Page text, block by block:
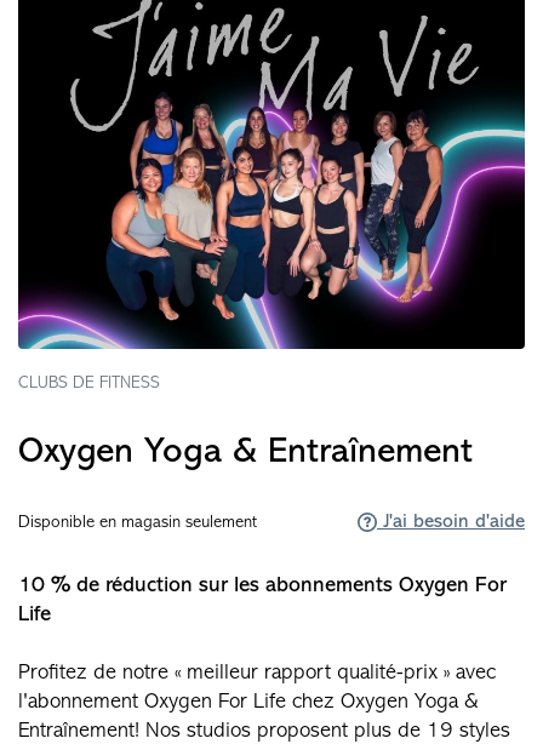
CLUBS DE FITNESS
Oxygen Yoga & Entraînement
Disponible en magasin seulement J'ai besoin d'aide
10 % de réduction sur les abonnements Oxygen For
Life
Profitez de notre « meilleur rapport qualité-prix » avec
l'abonnement Oxygen For Life chez Oxygen Yoga &
Entraînement! Nos studios proposent plus de 19 styles